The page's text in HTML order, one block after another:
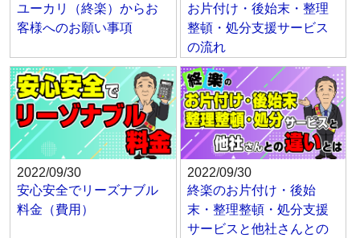
ユーカリ（終楽）からお
客様へのお願い事項
お片付け・後始末・整理
整頓・処分支援サービス
の流れ
2022/09/30
安心安全でリーズナブル
料金（費用）
2022/09/30
終楽のお片付け・後始
末・整理整頓・処分支援
サービスと他社さんとの